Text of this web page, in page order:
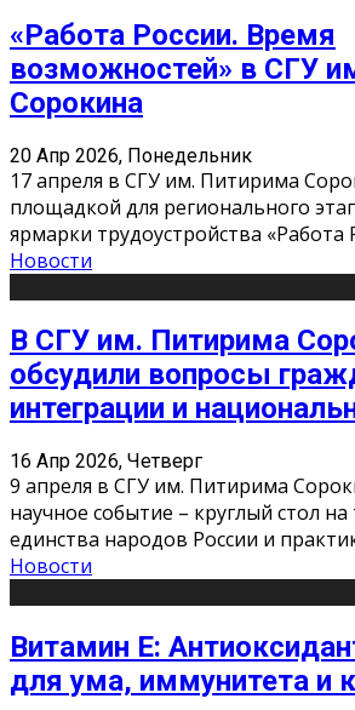
«Работа России. Время
возможностей» в СГУ
Сорокина
20 Апр 2026, Понедельник
17 апреля в СГУ им. Питирима
площадкой для регионального
ярмарки трудоустройства «Работа
Новости
В СГУ им. Питирима
обсудили вопросы
интеграции и
16 Апр 2026, Четверг
9 апреля в СГУ им. Питирима
научное событие – круглый стол на
единства народов России и
Новости
Витамин Е:
для ума, иммунитета и